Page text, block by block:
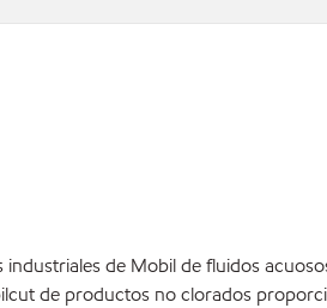
de Mobil de fluidos
de productos no clorados